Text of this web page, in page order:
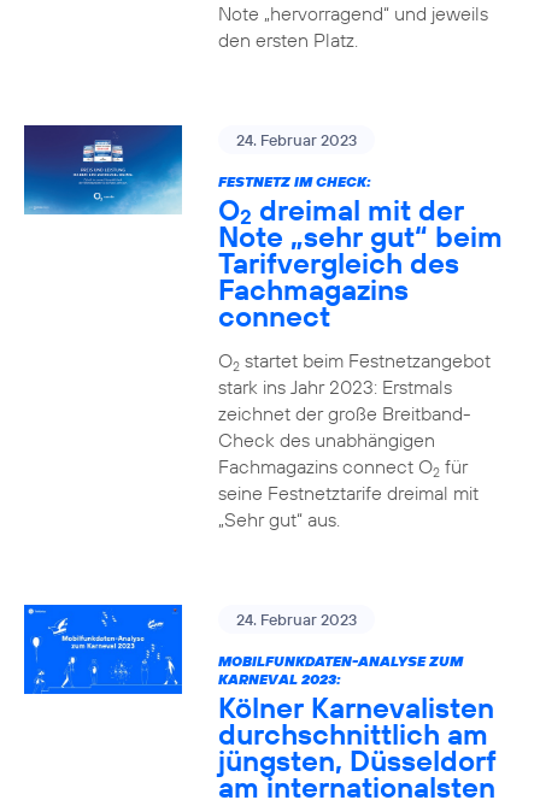
Note „hervorragend“ und jeweils
den ersten Platz.
24. Februar 2023
FESTNETZ IM CHECK:
O2 dreimal mit der
Note „sehr gut“ beim
Tarifvergleich des
Fachmagazins
connect
O2startet beim Festnetzangebot
stark ins Jahr 2023: Erstmals
zeichnet der große Breitband-
Check des unabhängigen
Fachmagazins connect O2für
seine Festnetztarife dreimal mit
„Sehr gut“ aus.
24. Februar 2023
MOBILFUNKDATEN-ANALYSE ZUM
KARNEVAL 2023:
Kölner Karnevalisten
durchschnittlich am
jüngsten, Düsseldorf
am internationalsten